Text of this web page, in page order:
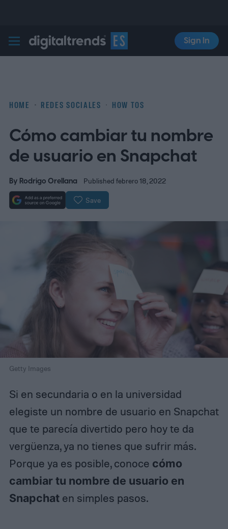
Digital Trends Español
Sign In
HOME REDES SOCIALES HOW TOS
Cómo cambiar tu nombre
de usuario en Snapchat
By Rodrigo Orellana Published febrero 18, 2022
Save
Getty Images
Si en secundaria o en la universidad
elegiste un nombre de usuario en Snapchat
que te parecía divertido pero hoy te da
vergüenza, ya no tienes que sufrir más.
Porque ya es posible, conoce cómo
cambiar tu nombre de usuario en
Snapchat en simples pasos.